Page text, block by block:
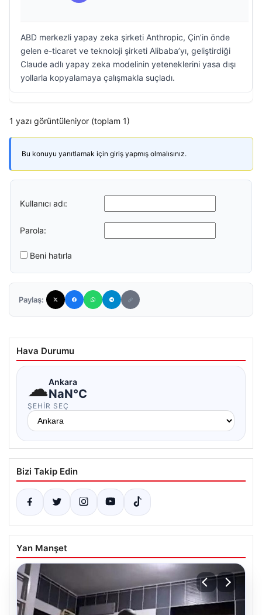
ABD merkezli yapay zeka şirketi Anthropic, Çin’in önde
gelen e-ticaret ve teknoloji şirketi Alibaba’yı, geliştirdiği
Claude adlı yapay zeka modelinin yeteneklerini yasa dışı
yollarla kopyalamaya çalışmakla suçladı.
1 yazı görüntüleniyor (toplam 1)
Bu konuyu yanıtlamak için giriş yapmış olmalısınız.
Kullanıcı adı:
Parola:
Beni hatırla
Paylaş:
Hava Durumu
☁Ankara
NaN°C
ŞEHIR SEÇ
Bizi Takip Edin
Yan Manşet